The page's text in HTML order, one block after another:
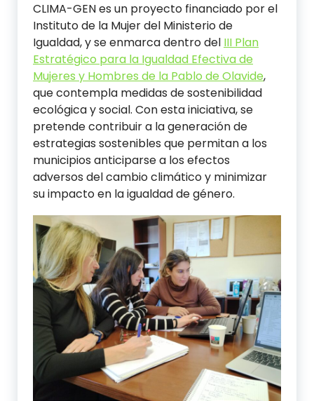
CLIMA-GEN es un proyecto financiado por el
Instituto de la Mujer del Ministerio de
Igualdad, y se enmarca dentro del III Plan
Estratégico para la Igualdad Efectiva de
Mujeres y Hombres de la Pablo de Olavide,
que contempla medidas de sostenibilidad
ecológica y social. Con esta iniciativa, se
pretende contribuir a la generación de
estrategias sostenibles que permitan a los
municipios anticiparse a los efectos
adversos del cambio climático y minimizar
su impacto en la igualdad de género.